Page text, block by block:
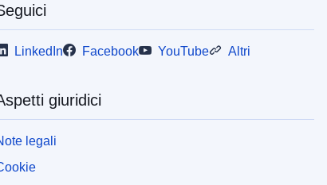
LinkedIn Facebook YouTube Altri
giuridici
legali